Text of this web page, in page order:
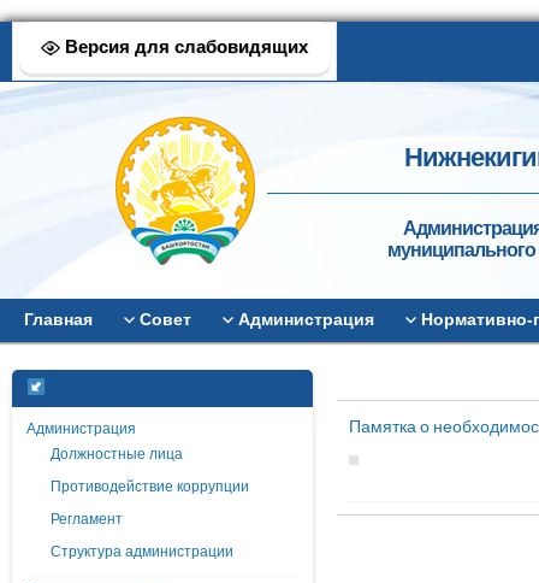
Версия для слабовидящих
муниципального
Главная Совет Администрация
Администрация
Должностные лица
Противодействие коррупции
Регламент
Структура администрации
Памятка о